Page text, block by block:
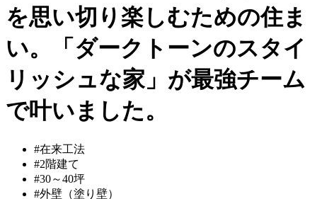
を思い切り楽しむための住ま
い。「ダークトーンのスタイ
リッシュな家」が最強チーム
で叶いました。
#在来工法
#2階建て
#30～40坪
#外壁（塗り壁）